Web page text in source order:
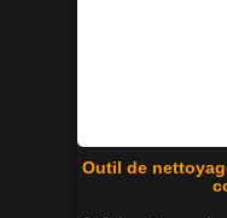
Outil de